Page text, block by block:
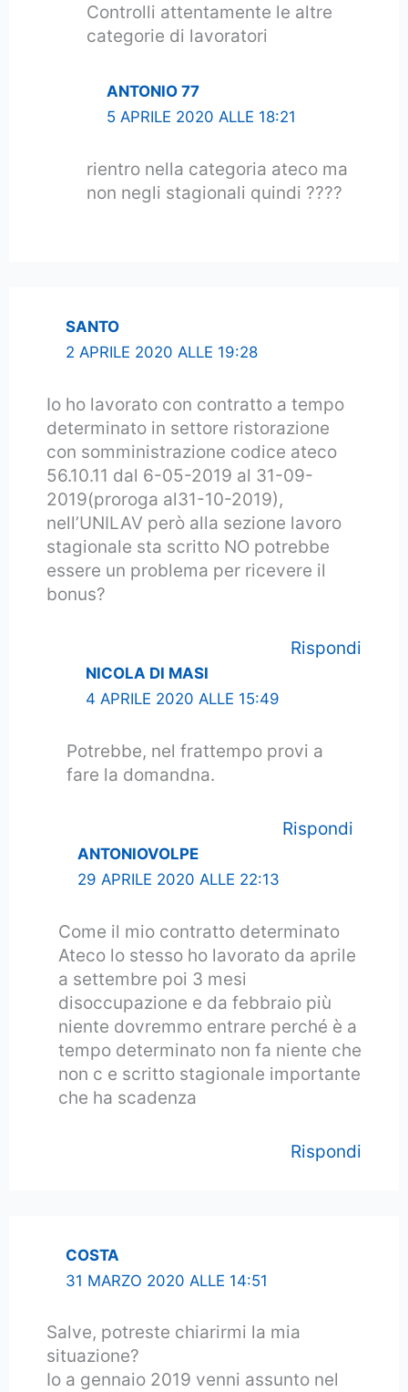
Controlli attentamente le altre
categorie di lavoratori
ANTONIO 77
5 APRILE 2020 ALLE 18:21
rientro nella categoria ateco ma
non negli stagionali quindi ????
SANTO
2 APRILE 2020 ALLE 19:28
Io ho lavorato con contratto a tempo
determinato in settore ristorazione
con somministrazione codice ateco
56.10.11 dal 6-05-2019 al 31-09-
2019(proroga al31-10-2019),
nell’UNILAV però alla sezione lavoro
stagionale sta scritto NO potrebbe
essere un problema per ricevere il
bonus?
Rispondi
NICOLA DI MASI
4 APRILE 2020 ALLE 15:49
Potrebbe, nel frattempo provi a
fare la domandna.
Rispondi
ANTONIOVOLPE
29 APRILE 2020 ALLE 22:13
Come il mio contratto determinato
Ateco lo stesso ho lavorato da aprile
a settembre poi 3 mesi
disoccupazione e da febbraio più
niente dovremmo entrare perché è a
tempo determinato non fa niente che
non c e scritto stagionale importante
che ha scadenza
Rispondi
COSTA
31 MARZO 2020 ALLE 14:51
Salve, potreste chiarirmi la mia
situazione?
Io a gennaio 2019 venni assunto nel